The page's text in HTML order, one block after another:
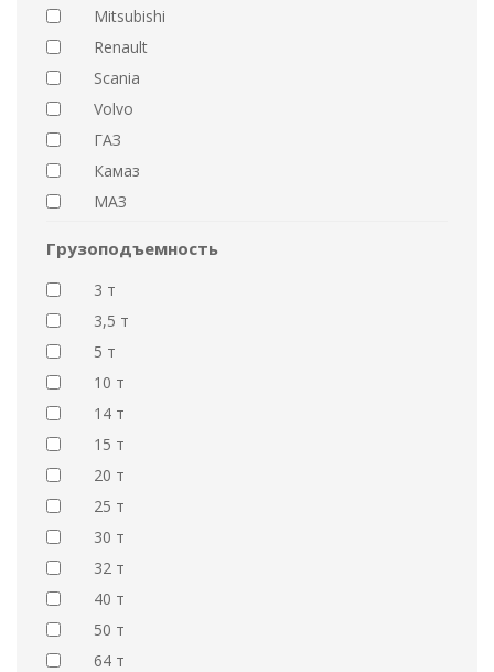
Mitsubishi
Renault
Scania
Volvo
ГАЗ
Камаз
МАЗ
Грузоподъемность
3 т
3,5 т
5 т
10 т
14 т
15 т
20 т
25 т
30 т
32 т
40 т
50 т
64 т